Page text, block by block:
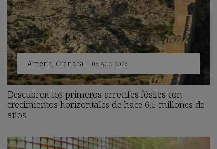
Almería, Granada | 05 AGO 2026
Descubren los primeros arrecifes fósiles con
crecimientos horizontales de hace 6,5 millones de
años